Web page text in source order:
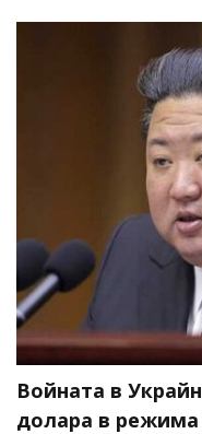
Войната в
долара в